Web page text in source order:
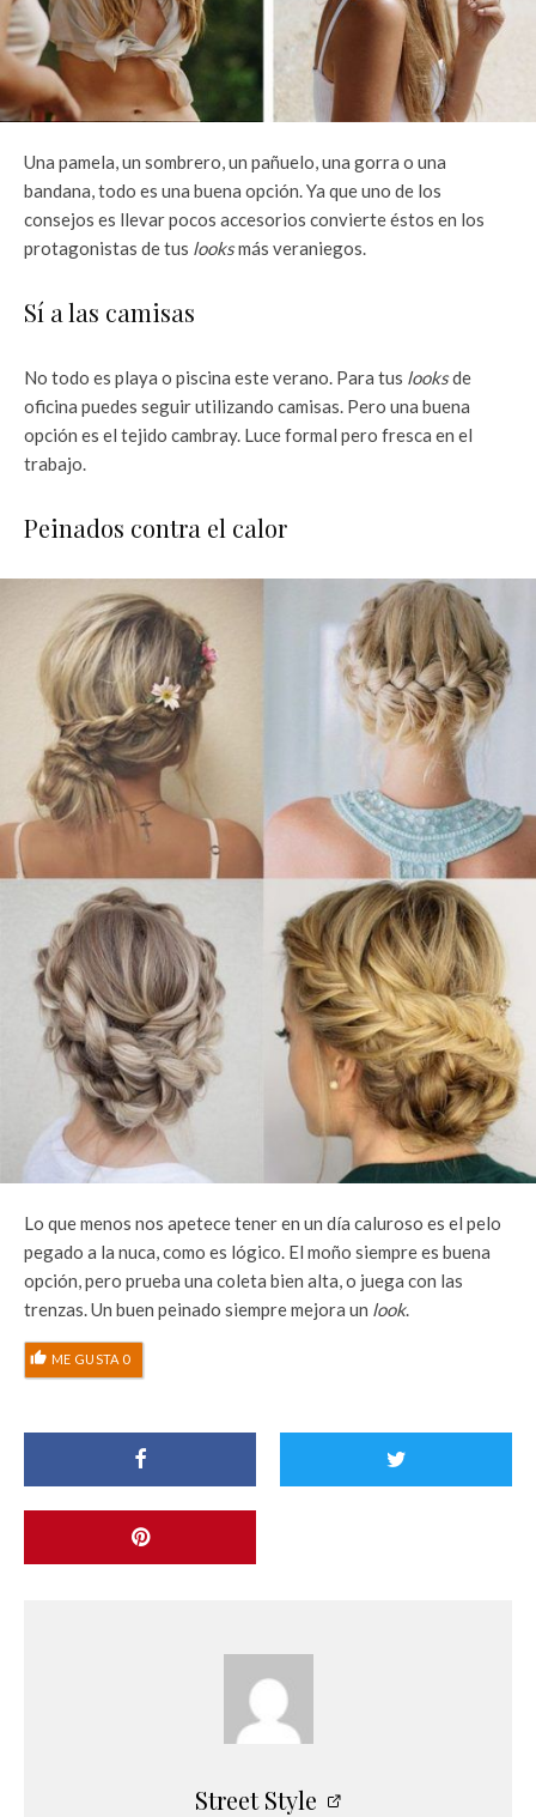
Una pamela, un sombrero, un pañuelo, una gorra o una
bandana, todo es una buena opción. Ya que uno de los
consejos es llevar pocos accesorios convierte éstos en los
protagonistas de tus looksmás veraniegos.
Sí a las camisas
No todo es playa o piscina este verano. Para tus looksde
oficina puedes seguir utilizando camisas. Pero una buena
opción es el tejido cambray. Luce formal pero fresca en el
trabajo.
Peinados contra el calor
Lo que menos nos apetece tener en un día caluroso es el pelo
pegado a la nuca, como es lógico. El moño siempre es buena
opción, pero prueba una coleta bien alta, o juega con las
trenzas. Un buen peinado siempre mejora un look.
ME GUSTA 0
Street Style